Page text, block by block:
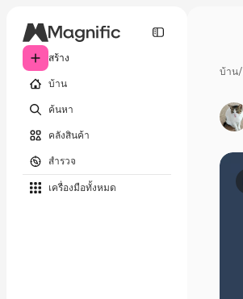
สร้าง
บ้าน
ค้นหา
คลังสินค้า
สำรวจ
เครื่องมือทั้งหมด
บ้าน/